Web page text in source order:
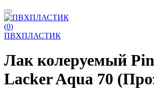
(0)
ПВХПЛАСТИК
Лак колеруемый
Lacker Aqua 70